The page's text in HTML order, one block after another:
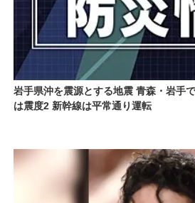
岩手県沖を震源とする地震 青森・岩
は震度2 新幹線は平常通り運転